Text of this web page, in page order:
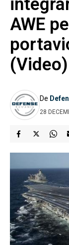
AWE
(Video)
De
28